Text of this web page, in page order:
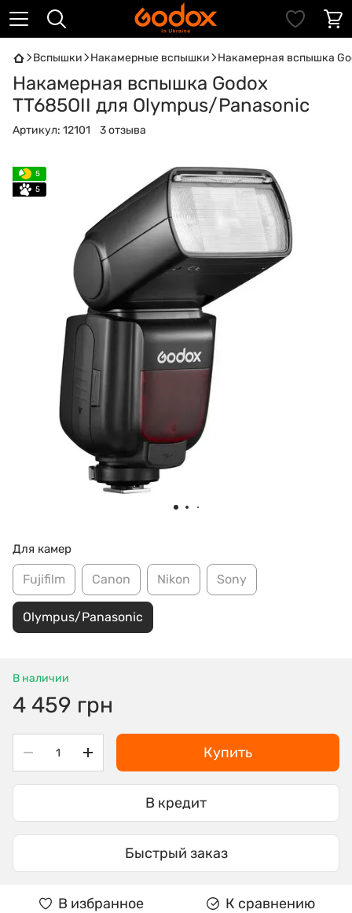
Вспышки Накамерные вспышки Накамерная вспышка
Накамерная вспышка Godox
TT685OII для Olympus/Panasonic
Артикул: 12101 3 отзыва
5
5
Для камер
Fujifilm Canon Nikon Sony
Olympus/Panasonic
В наличии
4 459 грн
Купить
В кредит
Быстрый заказ
В избранное К сравнению